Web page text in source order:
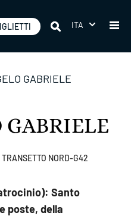
ITA
GABRIELE
GABRIELE
NORD-G42
Santo
poste, della